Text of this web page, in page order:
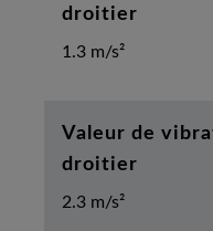
droitier
1.3 m/s²
Valeur de
droitier
2.3 m/s²